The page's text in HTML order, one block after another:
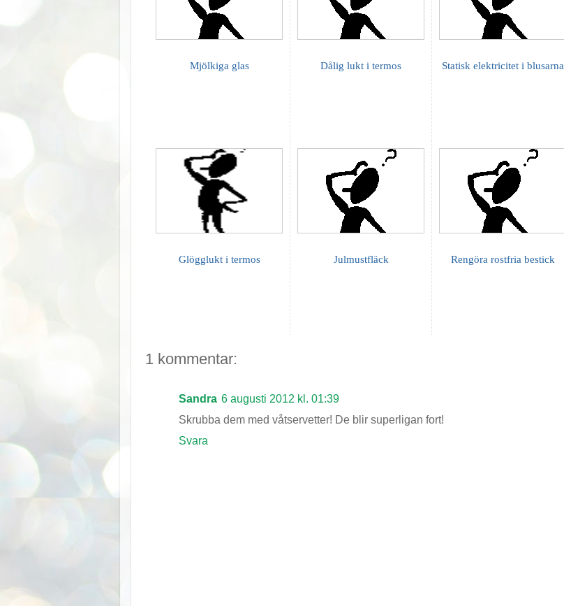
Mjölkiga glas Dålig lukt i termos Statisk elektricitet i blusarna
Glögglukt i termos Julmustfläck Rengöra rostfria bestick
1 kommentar:
Sandra 6 augusti 2012 kl. 01:39
Skrubba dem med våtservetter! De blir superligan fort!
Svara